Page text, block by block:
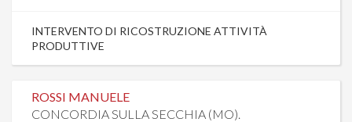
INTERVENTO DI RICOSTRUZIONE ATTIVITÀ
PRODUTTIVE
ROSSI MANUELE
CONCORDIA SULLA SECCHIA (MO).